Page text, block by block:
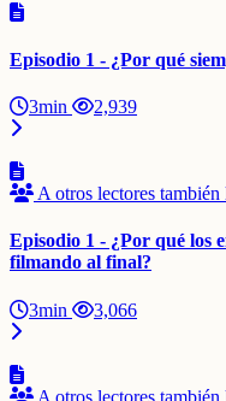
Episodio 1 - ¿Por qué
3min 2,939
A otros lectores también
Episodio 1 - ¿Por qué los
filmando al final?
3min 3,066
A otros lectores también